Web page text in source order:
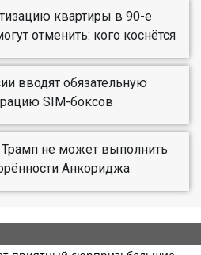
квартиры в 90-е
отменить: кого коснётся
вводят обязательную
SIM-боксов
Трамп не может выполнить
Анкориджа